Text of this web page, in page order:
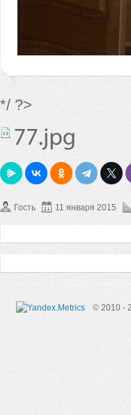
*/ ?>
Гость 11 января 2015
© 2010 -